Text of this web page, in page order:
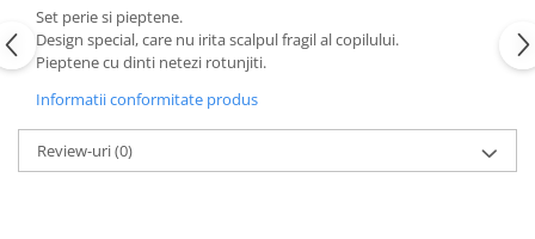
Set perie si pieptene.
Design special, care nu irita scalpul fragil al copilului.
Pieptene cu dinti netezi rotunjiti.
Informatii conformitate produs
Review-uri(0)